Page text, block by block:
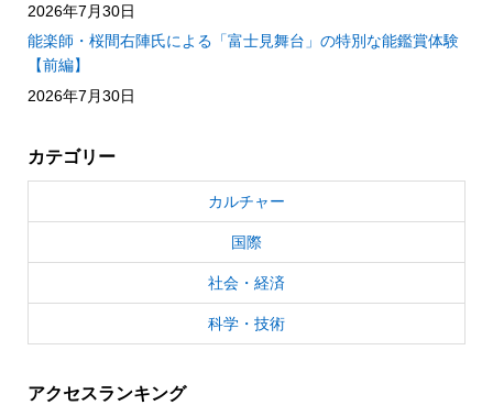
2026年7月30日
能楽師・桜間右陣氏による「富士見舞台」の特別な能鑑賞体験
【前編】
2026年7月30日
カテゴリー
カルチャー
国際
社会・経済
科学・技術
アクセスランキング